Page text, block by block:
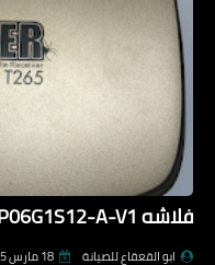
فلاشه HSP06G1S12-A-V1
ابو القعقاع للصيانة 18 مارس 2025